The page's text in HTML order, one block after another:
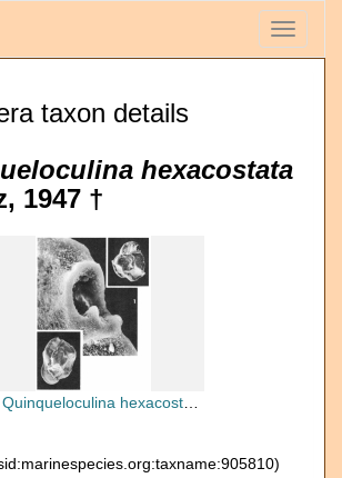
Toggle
taxon details
hexacostata
1947 †
Quinqueloculina hexacostata Le Calvez, 1947